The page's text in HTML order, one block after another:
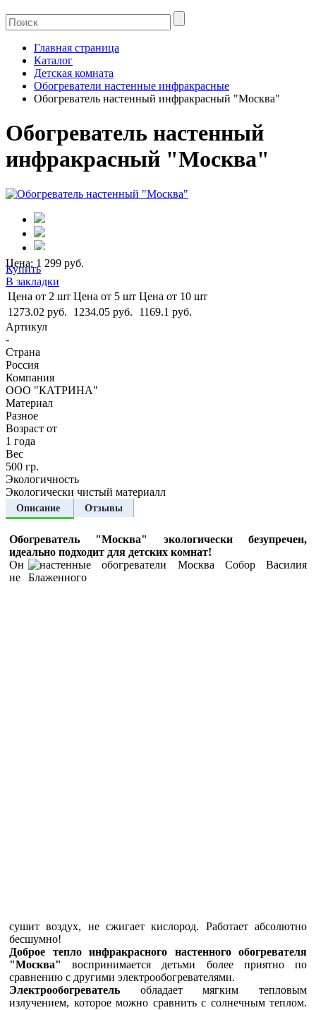
Главная страница
Каталог
Детская комната
Обогреватели настенные инфракрасные
Обогреватель настенный инфракрасный "Москва"
Обогреватель настенный
инфракрасный "Москва"
Цена: 1 299 руб.
Купить
В закладки
Цена от 2 шт Цена от 5 шт Цена от 10 шт
1273.02 руб.
1234.05 руб.
1169.1 руб.
Артикул
-
Страна
Россия
Компания
ООО "КАТРИНА"
Материал
Разное
Возраст от
1 года
Вес
500 гр.
Экологичность
Экологически чистый материалл
Описание Отзывы
Обогреватель "Москва" экологически безупречен,
идеально подходит для детских комнат!
Он
не
сушит воздух, не сжигает кислород. Работает абсолютно
бесшумно!
Доброе тепло инфракрасного настенного обогревателя
"Москва"
воспринимается детьми более приятно по
сравнению с другими электрообогревателями.
Электрообогреватель обладает мягким тепловым
излучением, которое можно сравнить с солнечным теплом.